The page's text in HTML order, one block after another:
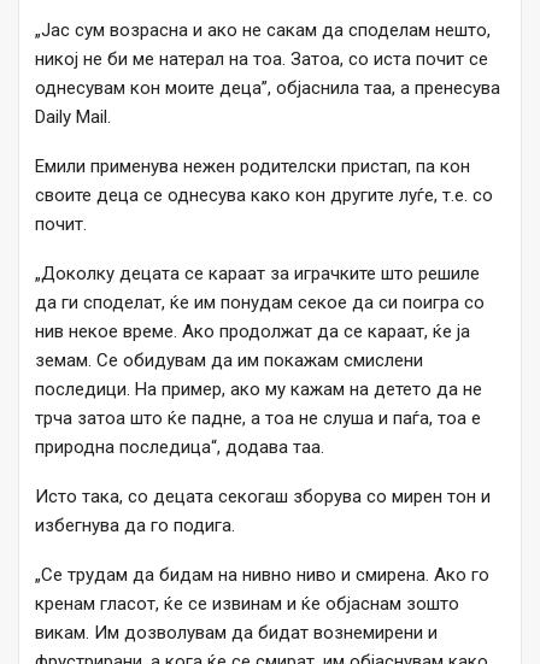
„Јас сум возрасна и ако не сакам да споделам нешто,
никој не би ме натерал на тоа. Затоа, со иста почит се
однесувам кон моите деца”, објаснила таа, а пренесува
Daily Mail.
Емили применува нежен родителски пристап, па кон
своите деца се однесува како кон другите луѓе, т.е. со
почит.
„Доколку децата се караат за играчките што решиле
да ги споделат, ќе им понудам секое да си поигра со
нив некое време. Ако продолжат да се караат, ќе ја
земам. Се обидувам да им покажам смислени
последици. На пример, ако му кажам на детето да не
трча затоа што ќе падне, а тоа не слуша и паѓа, тоа е
природна последица“, додава таа.
Исто така, со децата секогаш зборува со мирен тон и
избегнува да го подига.
„Се трудам да бидам на нивно ниво и смирена. Ако го
кренам гласот, ќе се извинам и ќе објаснам зошто
викам. Им дозволувам да бидат вознемирени и